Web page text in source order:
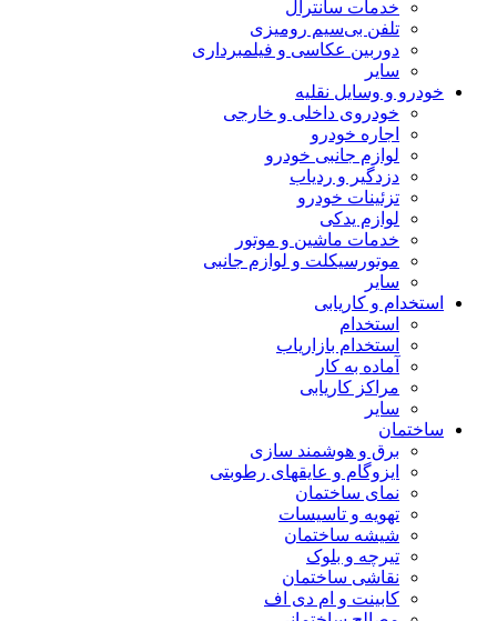
خدمات سانترال
تلفن بی‌سیم رومیزی
دوربین عکاسی و فیلمبرداری
سایر
خودرو و وسایل نقلیه
خودروی داخلی و خارجی
اجاره خودرو
لوازم جانبی خودرو
دزدگیر و ردیاب
تزئینات خودرو
لوازم یدکی
خدمات ماشین و موتور
موتورسیکلت و لوازم جانبی
سایر
استخدام و کاریابی
استخدام
استخدام بازاریاب
آماده به کار
مراکز کاریابی
سایر
ساختمان
برق و هوشمند سازی
ایزوگام و عایقهای رطوبتی
نمای ساختمان
تهویه و تاسیسات
شیشه ساختمان
تیرچه و بلوک
نقاشی ساختمان
کابینت و ام دی اف